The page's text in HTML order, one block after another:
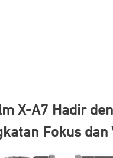
X-A7 Hadir
Fokus dan